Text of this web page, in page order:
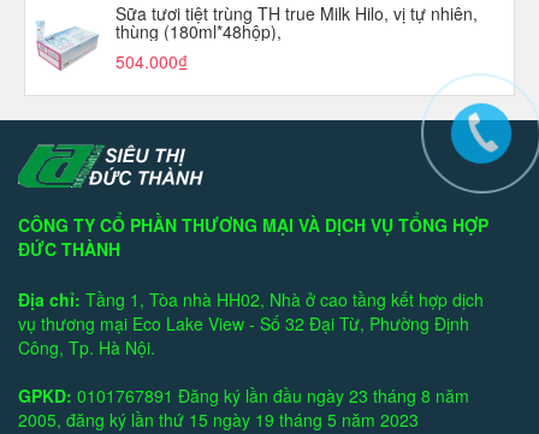
Sữa tươi tiệt trùng TH true Milk Hilo, vị tự nhiên,
thùng (180ml*48hộp),
504.000₫
CÔNG TY CỔ PHẦN THƯƠNG MẠI VÀ DỊCH VỤ TỔNG HỢP
ĐỨC THÀNH
Địa chỉ: Tầng 1, Tòa nhà HH02, Nhà ở cao tầng kết hợp dịch
vụ thương mại Eco Lake View - Số 32 Đại Từ, Phường Định
Công, Tp. Hà Nội.
GPKD: 0101767891 Đăng ký lần đầu ngày 23 tháng 8 năm
2005, đăng ký lần thứ 15 ngày 19 tháng 5 năm 2023